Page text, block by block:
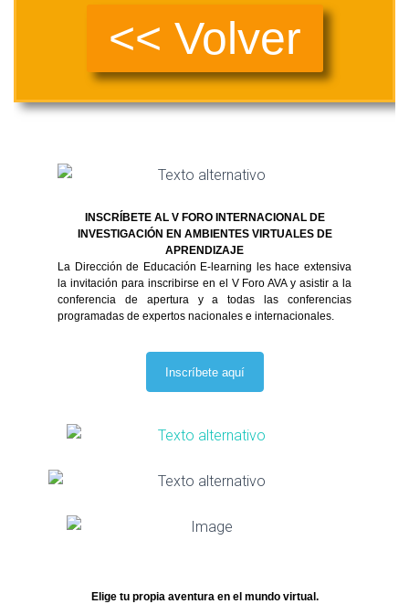
<< Volver
INSCRÍBETE AL V FORO INTERNACIONAL DE
INVESTIGACIÓN EN AMBIENTES VIRTUALES DE
APRENDIZAJE
La Dirección de Educación E-learning les hace extensiva
la invitación para inscribirse en el V Foro AVA y asistir a la
conferencia de apertura y a todas las conferencias
programadas de expertos nacionales e internacionales.
Inscríbete aquí
Elige tu propia aventura en el mundo virtual.